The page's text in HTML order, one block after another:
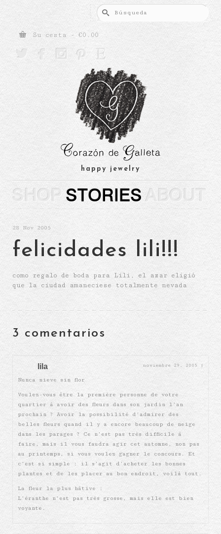
Buscar
por:
Su cesta - €0.00
    
happy jewelry
SHOP STORIES ABOUT
28 Nov 2005
felicidades lili!!!
como regalo de boda para Lili, el azar eligió
que la ciudad amaneciese totalmente nevada
3 comentarios
lila noviembre 29, 2005 |
Nunca nieve sin flor
Voulez-vous être la première personne de votre
quartier à avoir des fleurs dans son jardin l’an
prochain ? Avoir la possibilité d’admirer des
belles fleurs quand il y a encore beaucoup de neige
dans les parages ? Ce n’est pas très difficile à
faire, mais il vous faudra agir cet automne, non pas
au printemps, si vous voulez gagner le concours. Et
c’est si simple : il s’agit d’acheter les bonnes
plantes et de les placer au bon endroit, voilà tout.
La fleur la plus hâtive :
L’éranthe n’est pas très grosse, mais elle est bien
voyante.